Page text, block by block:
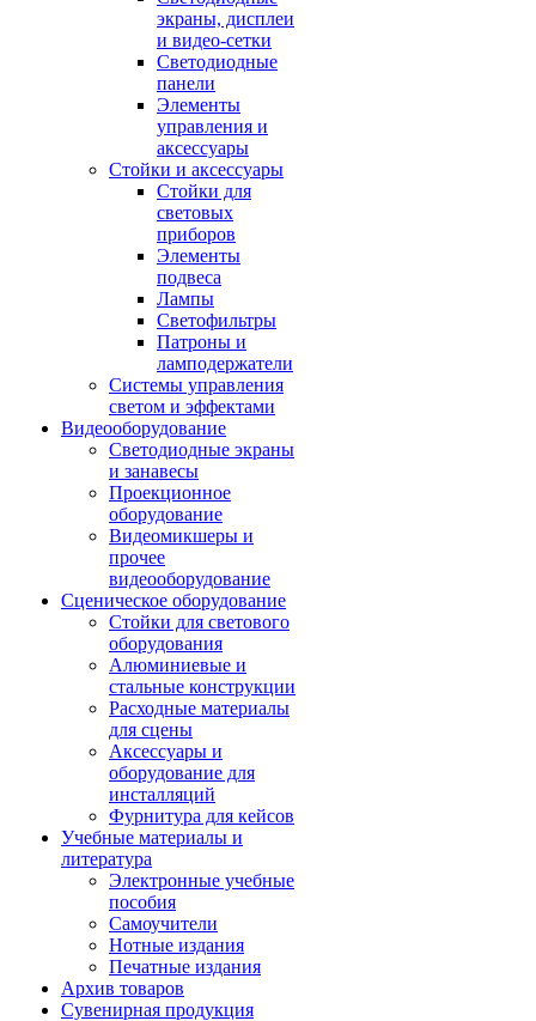
экраны, дисплеи
и видео-сетки
Светодиодные
панели
Элементы
управления и
аксессуары
Стойки и аксессуары
Стойки для
световых
приборов
Элементы
подвеса
Лампы
Светофильтры
Патроны и
ламподержатели
Системы управления
светом и эффектами
Видеооборудование
Светодиодные экраны
и занавесы
Проекционное
оборудование
Видеомикшеры и
прочее
видеооборудование
Сценическое оборудование
Стойки для светового
оборудования
Алюминиевые и
стальные конструкции
Расходные материалы
для сцены
Аксессуары и
оборудование для
инсталляций
Фурнитура для кейсов
Учебные материалы и
литература
Электронные учебные
пособия
Самоучители
Нотные издания
Печатные издания
Архив товаров
Сувенирная продукция